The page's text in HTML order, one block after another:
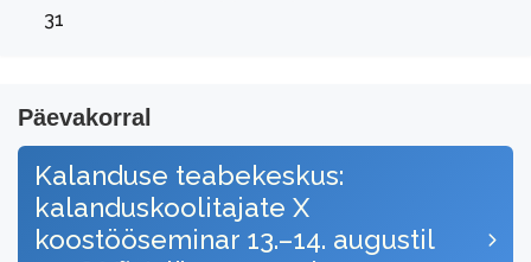
31
Päevakorral
Kalanduse teabekeskus:
kalanduskoolitajate X
koostööseminar 13.–14. augustil